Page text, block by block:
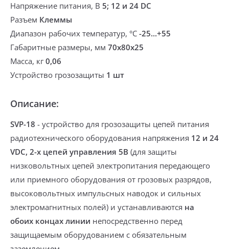
Напряжение питания, В 5; 12 и 24 DC
Разъем Клеммы
Диапазон рабочих температур, °С -25...+55
Габаритные размеры, мм 70х80х25
Масса, кг0,06
Устройство грозозащиты 1 шт
Описание:
SVP-18 - устройство для грозозащиты цепей питания
радиотехнического оборудования напряжения 12 и 24
VDC, 2-х цепей управления 5В (для защиты
низковольтных цепей электропитания передающего
или приемного оборудования от грозовых разрядов,
высоковольтных импульсных наводок и сильных
электромагнитных полей) и устанавливаются на
обоих концах линии непосредственно перед
защищаемым оборудованием с обязательным